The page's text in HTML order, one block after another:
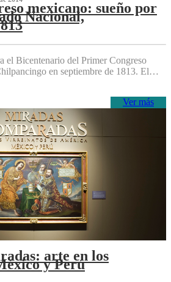
mexicano: sueño por
Nacional,
el Bicentenario del Primer Congreso
en septiembre de 1813. El…
Ver más
arte en los
y Perú